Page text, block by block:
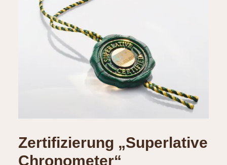
Zertifizierung „Superlative
Chronometer“